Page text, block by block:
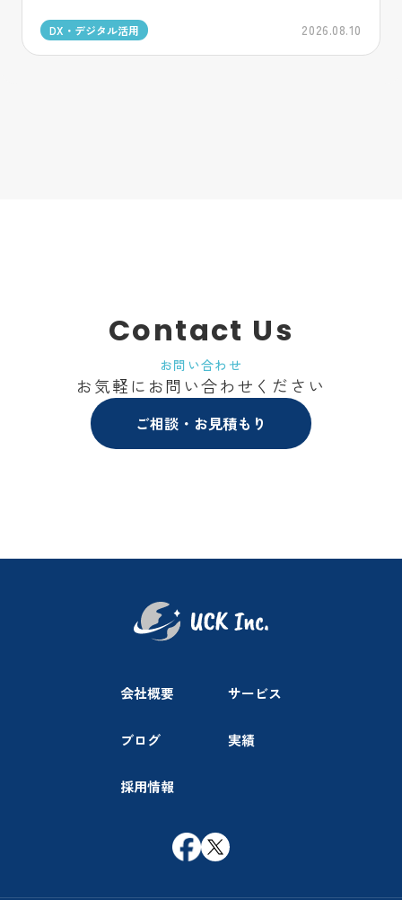
DX・デジタル活用 2026.08.10
Contact Us
お問い合わせ
お気軽にお問い合わせください
ご相談・お見積もり
会社概要 サービス
ブログ 実績
採用情報